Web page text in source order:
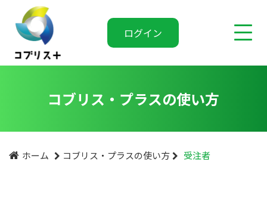
ログイン
コブリス・プラスの使い方
ホーム コブリス・プラスの使い方 受注者